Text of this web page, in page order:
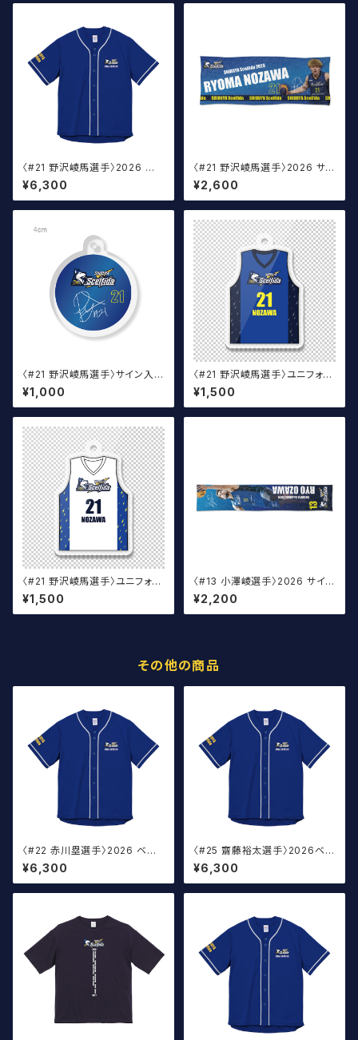
〈#21 野沢崚馬選手〉2026 ベ
ースボールウェア
¥6,300
〈#21 野沢崚馬選手〉2026 サイ
ン入りスポーツタオル
¥2,600
〈#21 野沢崚馬選手〉サイン入り
丸アクキー
¥1,000
〈#21 野沢崚馬選手〉ユニフォー
ムキーホルダー（青）
¥1,500
〈#21 野沢崚馬選手〉ユニフォー
ムキーホルダー（白）
¥1,500
〈#13 小澤崚選手〉2026 サイン
入りマフラータオル
¥2,200
その他の商品
〈#22 赤川塁選手〉2026 ベー
スボールウェア
¥6,300
〈#25 齋藤裕太選手〉2026ベー
スボール ウェア
¥6,300